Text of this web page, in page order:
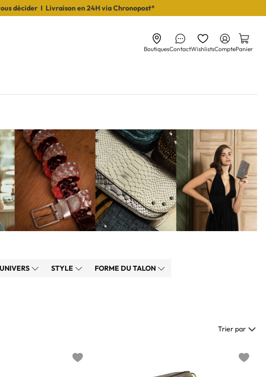
décider I Livraison en 24H via Chronopost*
BoutiquesContactWishlistsComptePanier
UNIVERS STYLE
FORME DU TALON
Trier par